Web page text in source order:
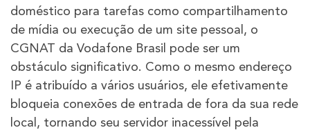
doméstico para tarefas como compartilhamento
de mídia ou execução de um site pessoal, o
CGNAT da Vodafone Brasil pode ser um
obstáculo significativo. Como o mesmo endereço
IP é atribuído a vários usuários, ele efetivamente
bloqueia conexões de entrada de fora da sua rede
local, tornando seu servidor inacessível pela